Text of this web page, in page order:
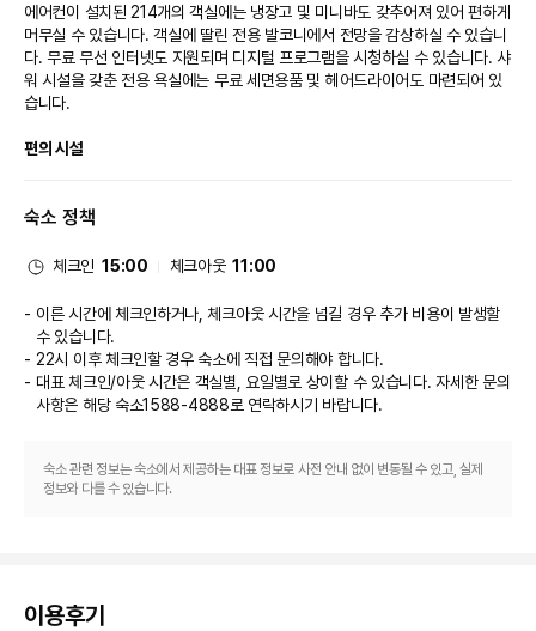
종은 동반 투숙 불가)
- 5대 접종+2년이내 광견병 접종확인서+2년이내 종합백신 접종확인서 접종
견만 입실 가능 (체크인 시 접종 확인증 확인 필수)
- 생후 5개월 미만 반려견 입실 불가 ( 단, 광견병 접종 완료 반려견은 가능)
* 객실 타입별 반려견 동반기준
- 1마리당 추가요금 3만원 (금액 변경될 수 있음)
리드줄 (리드줄 프런트 대여)
- 엘리베이터, 객실 복도에서는 유모차, 가방이용, 반드시 반려견을 안고 이동
1.5m이내
짖음등)
- 식음업장 이용불가
- 리조트 / 호텔 전 지역에서 반려견 배변시 배설물은 고객이 직접 바로 치워야
함
- 다른 고객 및 반려견에게 심한 짖음, 공격성을 보이는 등으로 피해를 줄 경우
전 호텔에 확인해주시기 바랍니다.
에어컨이 설치된 214개의 객실에는 냉장고 및 미니바도 갖추어져 있어 편하게
머무실 수 있습니다. 객실에 딸린 전용 발코니에서 전망을 감상하실 수 있습니
다. 무료 무선 인터넷도 지원되며 디지털 프로그램을 시청하실 수 있습니다. 샤
워 시설을 갖춘 전용 욕실에는 무료 세면용품 및 헤어드라이어도 마련되어 있
습니다.
편의 시설
이용할 수 있는 기회를 놓치지 마세요. 이 지중해 양식 리조트에는 이 밖에도
이 리조트에는 4 개 레스토랑 및 커피숍/카페 등 여러 다이닝 옵션이 있습니
다. 이중 한 곳에서 간단한 식사를 즐겨보세요. 2 개 바/라운지에서는 시원한
음료를 마시며 느긋한 시간을 보내실 수 있어요. 아침 식사(뷔페)를 매일
07:00 ~ 10:00에 유료로 이용하실 수 있습니다.
대표적인 편의 시설과 서비스로는 24시간 운영되는 비즈니스 센터, 24시간
숙소 정책
체크인 15:00 체크아웃 11:00
이른 시간에 체크인하거나, 체크아웃 시간을 넘길 경우 추가 비용이 발생할
수 있습니다.
22시 이후 체크인할 경우 숙소에 직접 문의해야 합니다.
대표 체크인/아웃 시간은 객실별, 요일별로 상이할 수 있습니다. 자세한 문의
사항은 해당 숙소1588-4888로 연락하시기 바랍니다.
숙소 관련 정보는 숙소에서 제공하는 대표 정보로 사전 안내 없이 변동될 수 있고, 실제
정보와 다를 수 있습니다.
이용후기